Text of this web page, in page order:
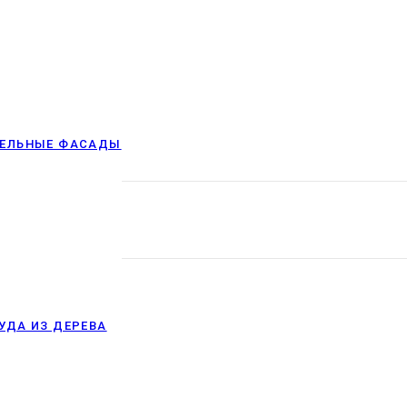
ФАСАДЫ
ИЗ ДЕРЕВА